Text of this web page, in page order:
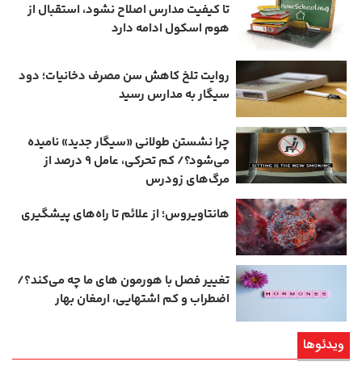
تا کیفیت مدارس اصلاح نشود، استقبال از
هوم ‌اسکول ادامه دارد
روایت تلخ کاهش سن مصرف دخانیات؛ دود
سیگار به مدارس رسید
چرا نشستن طولانی «سیگار جدید» نامیده
می‌شود؟/ کم‌ تحرکی، عامل ۹ درصد از
مرگ‌های زودرس
هانتاویروس؛ از علائم تا راه‌های پیشگیری
تغییر فصل با هورمون‌ های ما چه می‌کند؟/
اضطراب و کم‌ اشتهایی، ارمغان بهار
ویدئوها